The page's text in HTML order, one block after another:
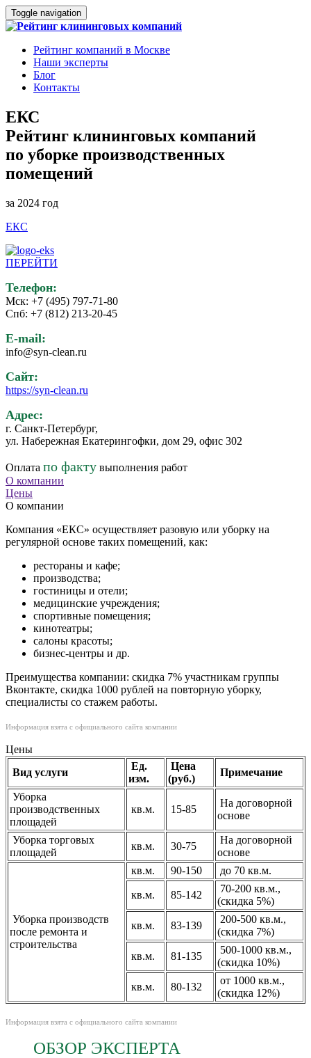
Toggle navigation
Рейтинг компаний в Москве
Наши эксперты
Блог
Контакты
ЕКС
Рейтинг клининговых компаний
по уборке производственных
помещений
за 2024 год
ЕКС
ПЕРЕЙТИ
Телефон:
Мск: +7 (495) 797-71-80
Спб: +7 (812) 213-20-45
E-mail:
info@syn-clean.ru
Сайт:
https://syn-clean.ru
Адрес:
г. Санкт-Петербург,
ул. Набережная Екатерингофки, дом 29, офис 302
Оплата по факту выполнения работ
О компании
Цены
О компании
Компания «ЕКС» осуществляет разовую или уборку на
регулярной основе таких помещений, как:
рестораны и кафе;
производства;
гостиницы и отели;
медицинские учреждения;
спортивные помещения;
кинотеатры;
салоны красоты;
бизнес-центры и др.
Преимущества компании: скидка 7% участникам группы
Вконтакте, скидка 1000 рублей на повторную уборку,
специалисты со стажем работы.
Информация взята с официального сайта компании
Цены
Вид услуги
Ед.
изм.
Цена
(руб.)
Примечание
Уборка
производственных
площадей
кв.м. 15-85
На договорной
основе
Уборка торговых
площадей
кв.м. 30-75
На договорной
основе
Уборка производств
после ремонта и
строительства
кв.м. 90-150 до 70 кв.м.
кв.м. 85-142
70-200 кв.м.,
(скидка 5%)
кв.м. 83-139
200-500 кв.м.,
(скидка 7%)
кв.м. 81-135
500-1000 кв.м.,
(скидка 10%)
кв.м. 80-132
от 1000 кв.м.,
(скидка 12%)
Информация взята с официального сайта компании
ОБЗОР ЭКСПЕРТА